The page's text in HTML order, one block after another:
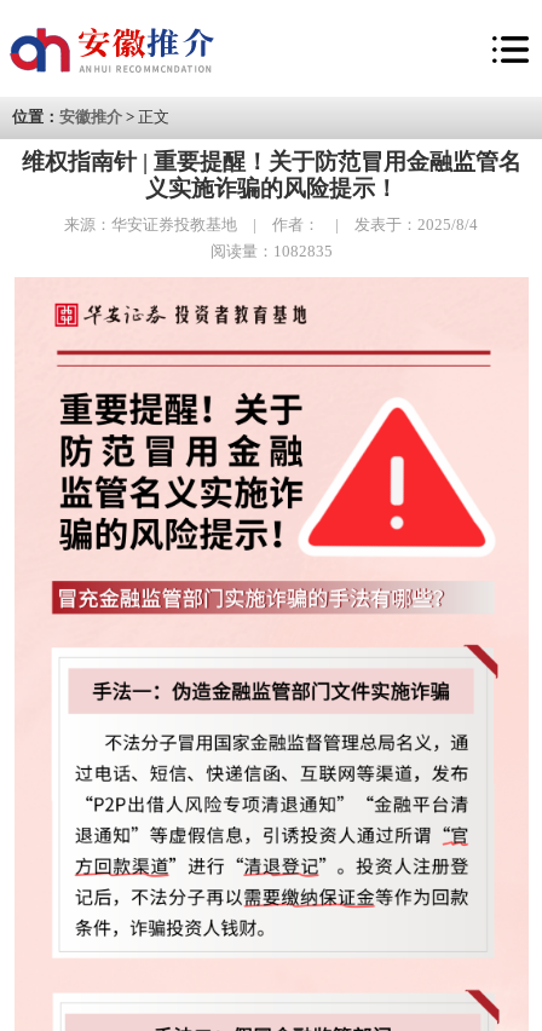
位置： 安徽推介 > 正文
维权指南针 | 重要提醒！关于防范冒用金融监管名
义实施诈骗的风险提示！
来源：华安证券投教基地 | 作者： | 发表于：2025/8/4
阅读量：1082835